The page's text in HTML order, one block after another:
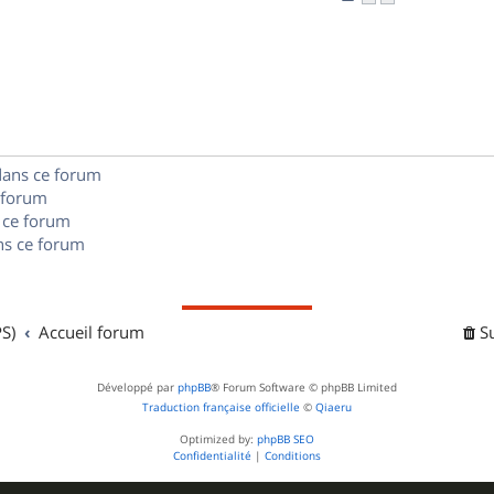
ce forum
forum
ce forum
Accueil forum
Développé par phpBB® Forum Software © phpBB Limited
Traduction française officielle © Qiaeru
Optimized by: phpBB SEO
Confidentialité | Conditions